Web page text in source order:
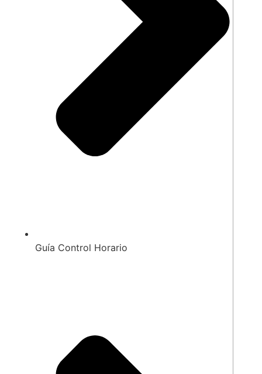
Guía Control Horario